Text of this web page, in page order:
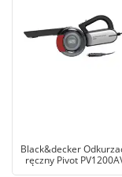
Black&decker
ręczny Pivot